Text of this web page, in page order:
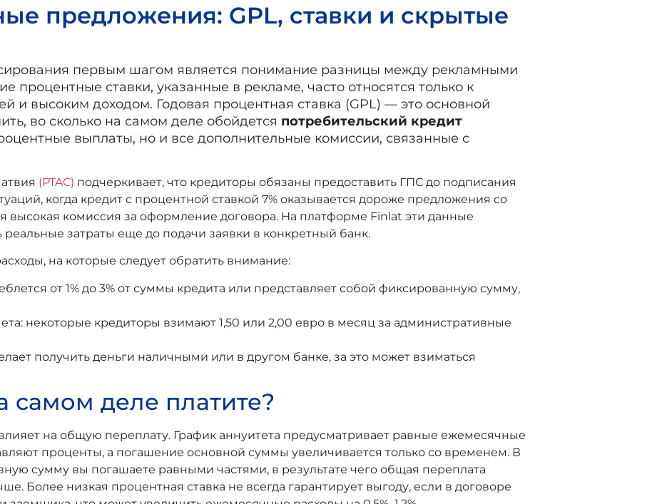
предложения: GPL, ставки и скрытые
первым шагом является понимание разницы между рекламными
ставки, указанные в рекламе, часто относятся только к
и высоким доходом. Годовая процентная ставка (GPL) — это основной
во сколько на самом деле обойдется потребительский кредит
выплаты, но и все дополнительные комиссии, связанные с
(PTAC) подчеркивает, что кредиторы обязаны предоставить ГПС до подписания
когда кредит с процентной ставкой 7% оказывается дороже предложения со
высокая комиссия за оформление договора. На платформе Finlat эти данные
затраты еще до подачи заявки в конкретный банк.
на которые следует обратить внимание:
от 1% до 3% от суммы кредита или представляет собой фиксированную сумму,
некоторые кредиторы взимают 1,50 или 2,00 евро в месяц за административные
получить деньги наличными или в другом банке, за это может взиматься
самом деле платите?
на общую переплату. График аннуитета предусматривает равные ежемесячные
проценты, а погашение основной суммы увеличивается только со временем. В
сумму вы погашаете равными частями, в результате чего общая переплата
Более низкая процентная ставка не всегда гарантирует выгоду, если в договоре